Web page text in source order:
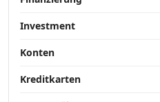
Investment
Konten
Kreditkarten